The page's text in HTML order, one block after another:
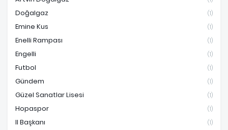
Doğalgaz (1)
Emine Kus (1)
Enelli Rampası (1)
Engelli (1)
Futbol (1)
Gündem (1)
Güzel Sanatlar Lisesi (1)
Hopaspor (1)
Il Başkanı (1)